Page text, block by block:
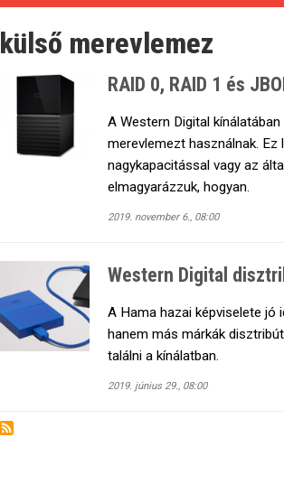
külső merevlemez
RAID 0, RAID 1 és
A Western Digital
merevlemezt használnak.
nagykapacitással vagy az
elmagyarázzuk, hogyan.
2019. november 6., 08:00
Western Digital
A Hama hazai képviselete jó
hanem más márkák
találni a kínálatban.
2019. június 29., 08:00